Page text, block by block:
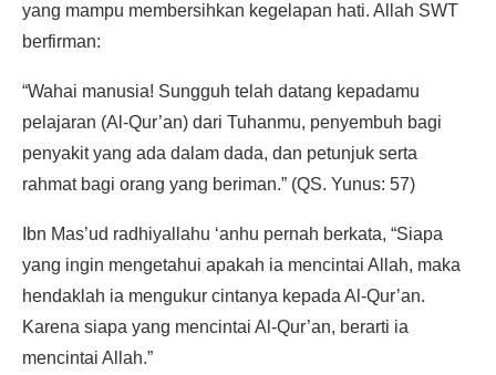
yang mampu membersihkan kegelapan hati. Allah SWT
berfirman:
“Wahai manusia! Sungguh telah datang kepadamu
pelajaran (Al-Qur’an) dari Tuhanmu, penyembuh bagi
penyakit yang ada dalam dada, dan petunjuk serta
rahmat bagi orang yang beriman.” (QS. Yunus: 57)
Ibn Mas’ud radhiyallahu ‘anhu pernah berkata, “Siapa
yang ingin mengetahui apakah ia mencintai Allah, maka
hendaklah ia mengukur cintanya kepada Al-Qur’an.
Karena siapa yang mencintai Al-Qur’an, berarti ia
mencintai Allah.”